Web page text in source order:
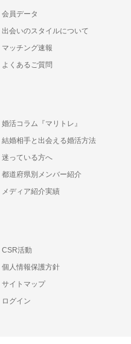
会員データ
出会いのスタイルについて
マッチング速報
よくあるご質問
婚活コラム『マリトレ』
結婚相手と出会える婚活方法
迷っている方へ
都道府県別メンバー紹介
メディア紹介実績
CSR活動
個人情報保護方針
サイトマップ
ログイン